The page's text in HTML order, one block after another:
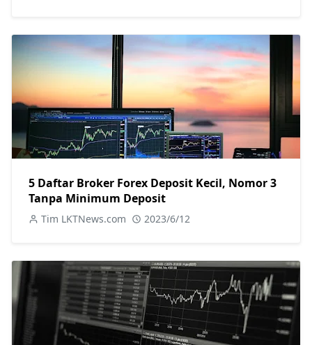
5 Daftar Broker Forex Deposit Kecil, Nomor 3
Tanpa Minimum Deposit
Tim LKTNews.com 2023/6/12